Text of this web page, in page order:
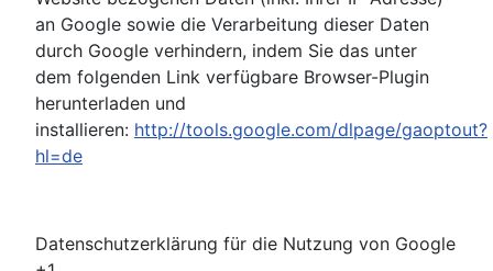
an Google sowie die Verarbeitung dieser Daten
durch Google verhindern, indem Sie das unter
dem folgenden Link verfügbare Browser-Plugin
herunterladen und
installieren: http://tools.google.com/dlpage/gaoptout?
hl=de
Datenschutzerklärung für die Nutzung von Google